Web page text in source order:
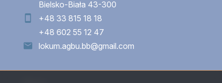
Bielsko-Biała 43-300
+48 33 815 18 18
+48 602 55 12 47
lokum.agbu.bb@gmail.com